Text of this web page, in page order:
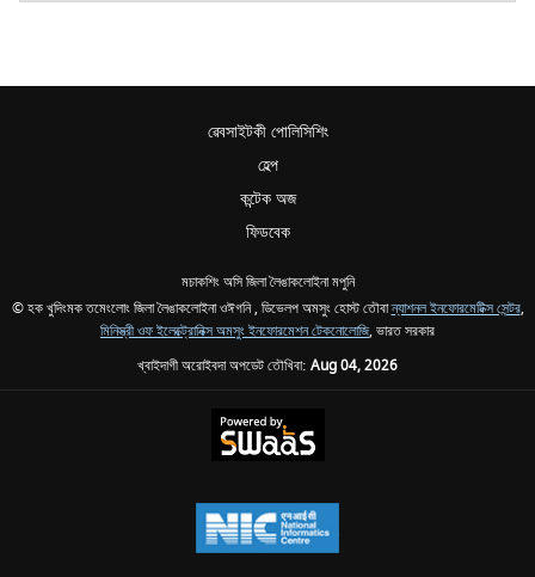
ৱেবসাইটকী পোলিসিশিং
হেল্প
কন্টেক অজ
ফিডবেক
মচাকশিং অসি জিলা লৈঙাকলোইনা মপুনি
© হক খুদিংমক তমেংলোং জিলা লৈঙাকলোইনা ওঈগনি , ডিভেলপ অমসুং হোস্ট তৌবান্যাশনল ইনফোরমেটিক্স সেন্টর,
মিনিস্ত্রী ওফ ইলেক্ট্রোনিক্স অমসুং ইনফোরমেশন টেকনোলোজি, ভারত সরকার
খ্বাইদাগী অরোইবদা অপডেট তৌখিবা: Aug 04, 2026